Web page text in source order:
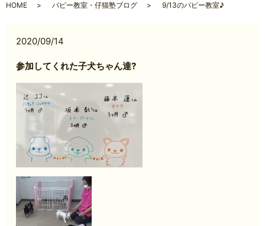
HOME パピー教室・仔猫塾ブログ 9/13のパピー教室♪
2020/09/14
参加してくれた子犬ちゃん達?